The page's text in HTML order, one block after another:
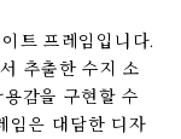
트 프레임입니다.
추출한 수지 소
감을 구현할 수
임은 대담한 디자